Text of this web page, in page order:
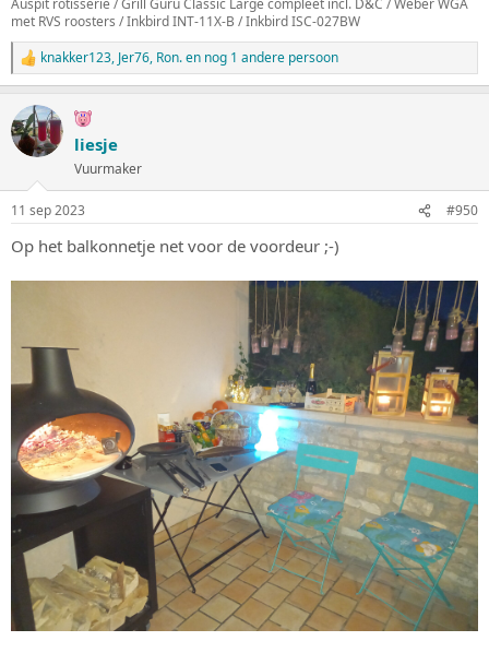
Auspit rotisserie / Grill Guru Classic Large compleet incl. D&C / Weber WGA
met RVS roosters / Inkbird INT-11X-B / Inkbird ISC-027BW
W
a
r
d
e
i
n
g
e
n
knakker123, Jer76, Ron.en nog 1 andere persoon
liesje
Vuurmaker
11 sep 2023 #950
Op het balkonnetje net voor de voordeur ;-)